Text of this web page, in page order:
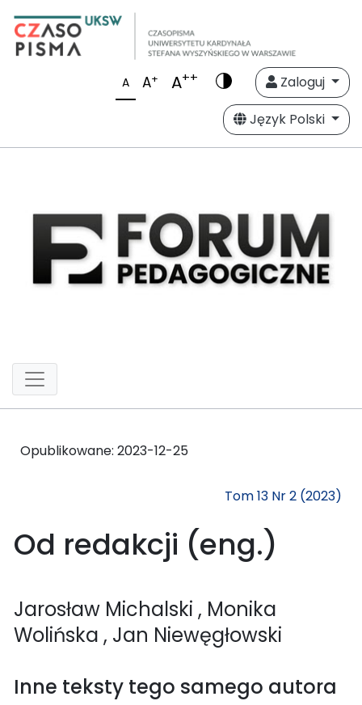
A A+ A++
Zaloguj
Język Polski
Opublikowane: 2023-12-25
Tom 13 Nr 2 (2023)
Od redakcji (eng.)
Jarosław Michalski , Monika
Wolińska , Jan Niewęgłowski
Inne teksty tego samego autora